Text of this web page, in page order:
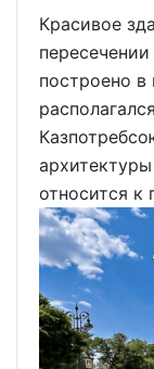
Красивое
построено в
относится к